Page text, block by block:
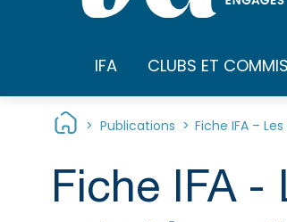
IFA CLUBS ET
> Publications > Fiche IFA –
Fiche IFA -